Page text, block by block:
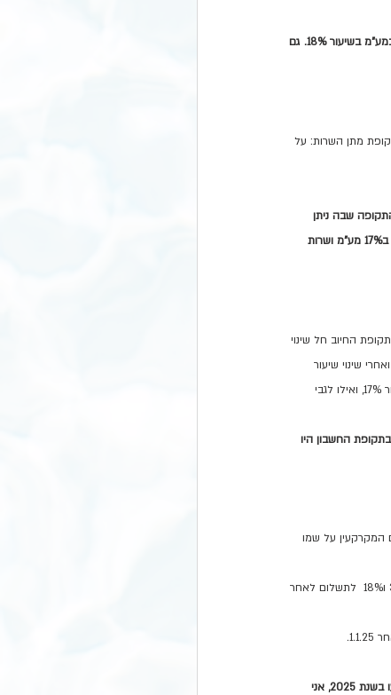
לדוגמא: עו"ד הכין חוזה לקנית דירה. הכנת החוזה החלה בנובמבר 2024 והסתיימה בינואר 2025 . העו"ד מחייב את הלקוח במע"מ בשיעור 18%. גם
מתן השרות: על
שבה ניתן
השרות. כלומר גם עם החיוב יעשה בשנת 2025 יש לחלק את החיוב עפ"י חודשי מתן השרות. שרות שניתן בשנת 2024 יחוייב ב17% מע"מ ושרות
החיוב חל שינוי
שינוי שיעור
המע"מ, יש לחייב את העסקה במע"מ באופן יחסי לתקופות השונות, כך שבגין ימי הצריכה לפני היום הקובע יחול מע"מ בשיעור 17%, ואילו לגבי
בתקופת החשבון היו
המקרקעין על שמו
מקרקעין שנמכר וטרם הועבר לרשות הקונה עד 31.12.24, יחול שיעור המע"מ לפי מועד התשלום (17% לתשלום לפני 31.12.24 ו18%  לתשלום לאחר
לדוגמא: קניתי בית והוא נרשם על שמי ברשות המקרקעין או שעברתי לגור בו בשנת 2024 , על אף שחלק מהתשלומים יבוצעו בשנת 2025, אני